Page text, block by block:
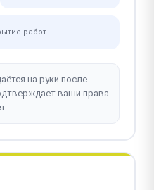
работ
на руки после
ваши права